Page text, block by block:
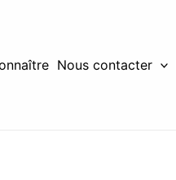
Nous contacter